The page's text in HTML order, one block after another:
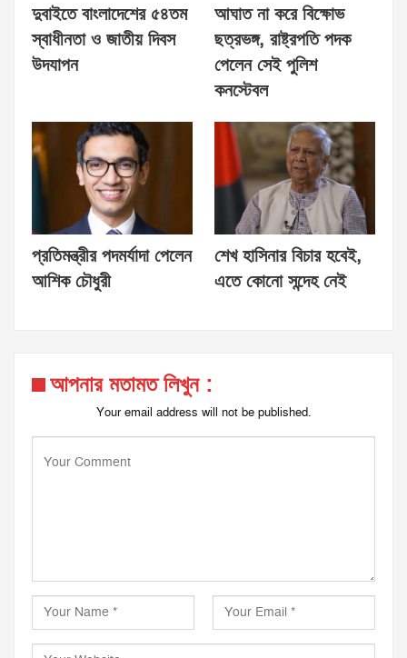
দুবাইতে বাংলাদেশের ৫৪তম
স্বাধীনতা ও জাতীয় দিবস
উদযাপন
আঘাত না করে বিক্ষোভ
ছত্রভঙ্গ, রাষ্ট্রপতি পদক
পেলেন সেই পুলিশ
কনস্টেবল
প্রতিমন্ত্রীর পদমর্যাদা পেলেন
আশিক চৌধুরী
শেখ হাসিনার বিচার হবেই,
এতে কোনো সন্দেহ নেই
আপনার মতামত লিখুন :
Your email address will not be published.